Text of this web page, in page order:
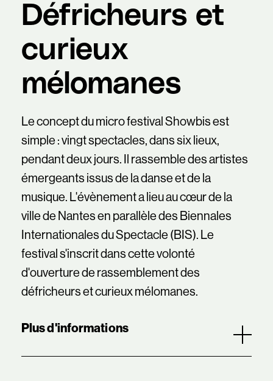
Défricheurs et
curieux
mélomanes
Le concept du micro festival Showbis est
simple : vingt spectacles, dans six lieux,
pendant deux jours. Il rassemble des artistes
émergeants issus de la danse et de la
musique. L'évènement a lieu au cœur de la
ville de Nantes en parallèle des Biennales
Internationales du Spectacle (BIS). Le
festival s'inscrit dans cette volonté
d'ouverture de rassemblement des
défricheurs et curieux mélomanes.
Plus d'informations
La direction artistique s'articule autour de